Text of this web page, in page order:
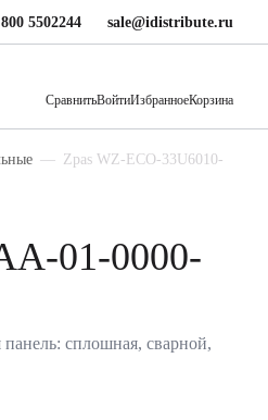
5502244 sale@idistribute.ru
СравнитьВойтиИзбранноеКорзина
Zpas WZ-ECO-33U6010-
01-0000-
сплошная, сварной,